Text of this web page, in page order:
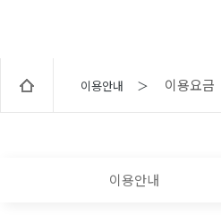
이용안내 ＞ 이용요금
이용안내